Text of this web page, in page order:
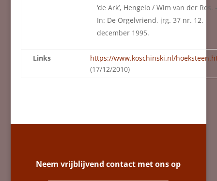
‘de Ark’, Hengelo / Wim van der Ros.
In: De Orgelvriend, jrg. 37 nr. 12,
december 1995.
Links
https://www.koschinski.nl/
(17/12/2010)
Neem vrijblijvend contact met ons op